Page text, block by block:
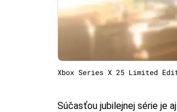
Xbox Series X 25 Limited
Súčasťou jubilejnej série je